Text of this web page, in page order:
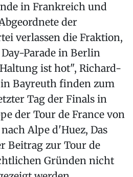
in Frankreich und
der
verlassen die Fraktion,
Parade in Berlin
ist hot", Richard-
in Bayreuth finden zum
Tag der Finals in
der Tour de France von
Alpe d'Huez, Das
Beitrag zur Tour de
Gründen nicht